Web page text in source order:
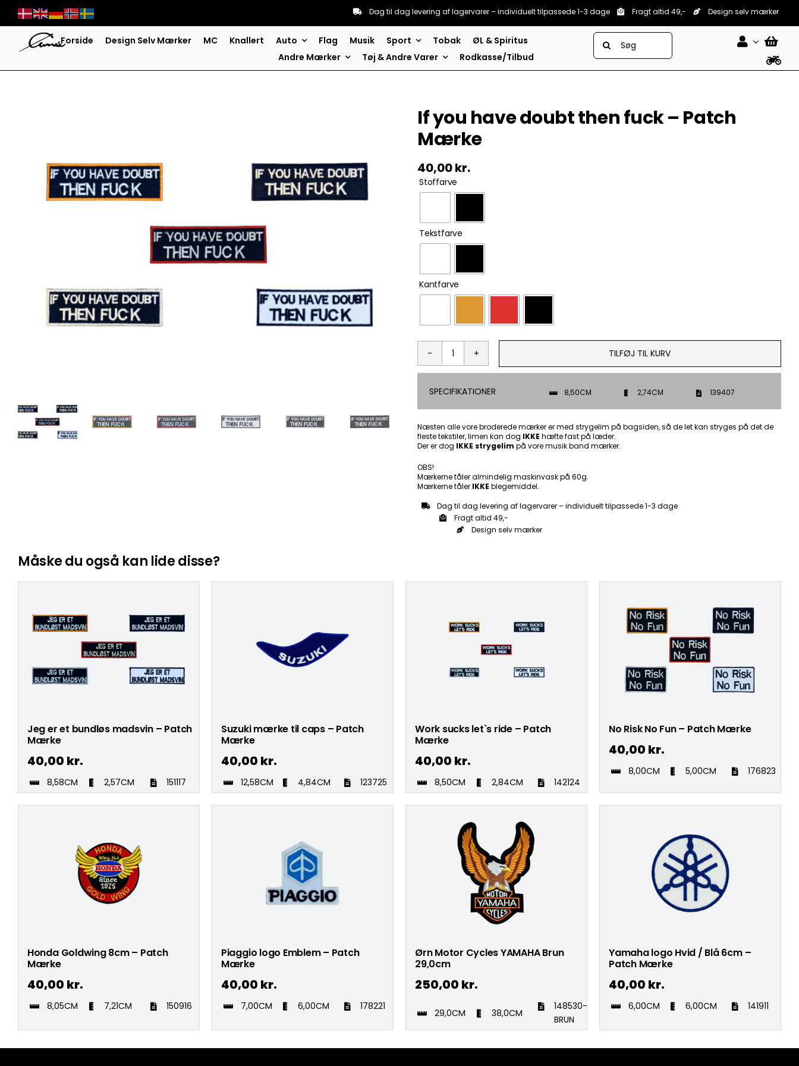
content
Dag til dag levering af lagervarer – individuelt tilpassede 1-3 dage Fragt altid 49,- Design selv mærker
Forside Design Selv Mærker MC Knallert Auto Flag Musik Sport Tobak
ØL & Spiritus
Andre Mærker
Tøj & Andre Varer Rodkasse/Tilbud
Søg
efter:
If you have doubt then fuck – Patch
Mærke
40,00kr.
Stoffarve
Tekstfarve
Kantfarve
If
you
doubt
-
Patch
Mærke
TILFØJ TIL KURV
SPECIFIKATIONER 8,50CM 2,74CM 139407
Næsten alle vore broderede mærker er med strygelim på bagsiden, så de let kan stryges på det de
fleste tekstiler, limen kan dog IKKE hæfte fast på læder.
Der er dog IKKE strygelim på vore musik band mærker.
OBS!
Mærkerne tåler almindelig maskinvask på 60g.
Mærkerne tåler IKKE blegemiddel.
Dag til dag levering af lagervarer – individuelt tilpassede 1-3 dage
Fragt altid 49,-
Design selv mærker
Måske du også kan lide disse?
Jeg er et bundløs madsvin – Patch
Mærke
40,00 kr.
8,58CM 2,57CM 151117
Suzuki mærke til caps – Patch
Mærke
40,00 kr.
12,58CM 4,84CM 123725
Work sucks let`s ride – Patch
Mærke
40,00 kr.
8,50CM 2,84CM 142124
No Risk No Fun – Patch Mærke
40,00 kr.
8,00CM 5,00CM 176823
Honda Goldwing 8cm – Patch
Mærke
40,00 kr.
8,05CM 7,21CM 150916
Piaggio logo Emblem – Patch
Mærke
40,00 kr.
7,00CM 6,00CM 178221
Ørn Motor Cycles YAMAHA Brun
29,0cm
250,00 kr.
29,0CM 38,0CM
148530-
BRUN
Yamaha logo Hvid / Blå 6cm –
Patch Mærke
40,00 kr.
6,00CM 6,00CM 141911